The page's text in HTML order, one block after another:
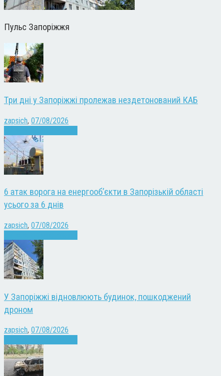
Пульс Запоріжжя
Три дні у Запоріжжі пролежав нездетонований КАБ
zapsich, 07/08/2026
6 атак ворога на енергооб’єкти в Запорізькій області
усього за 6 днів
zapsich, 07/08/2026
У Запоріжжі відновлюють будинок, пошкоджений
дроном
zapsich, 07/08/2026